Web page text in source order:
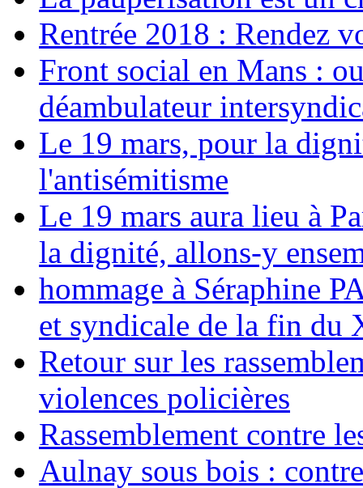
Rentrée 2018 : Rendez
Front social en Mans :
déambulateur
Le 19 mars, pour la
l'antisémitisme
Le 19 mars aura lieu à
la dignité, allons-y
hommage à Séraphine
et syndicale de la fin du
Retour sur les
violences policières
Rassemblement contre
Aulnay sous bois :